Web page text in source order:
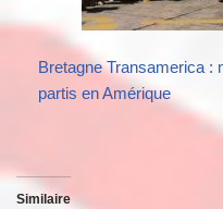
Bretagne Transamerica :
partis en Amérique
Similaire